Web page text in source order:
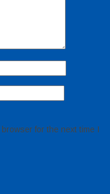
for the next time I